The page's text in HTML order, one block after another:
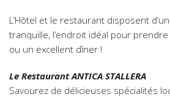
L’Hôtel et le restaurant disposent
tranquille, l’endroit idéal pour
ou un excellent dîner !
Le Restaurant ANTICA STALLERA
Savourez de délicieuses spécialités